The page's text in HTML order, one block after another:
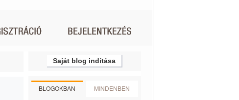
Saját blog indítása
BLOGOKBAN MINDENBEN